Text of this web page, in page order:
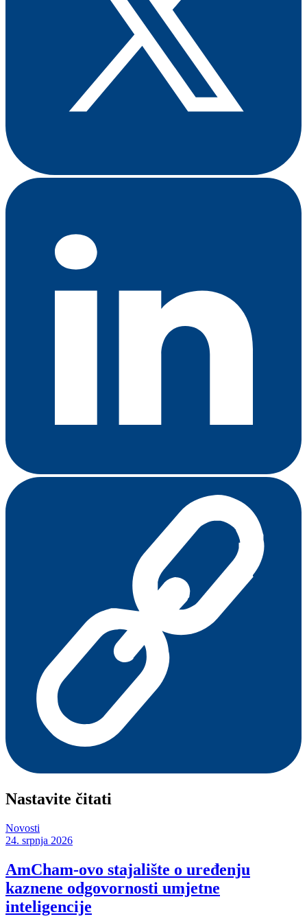
Nastavite čitati
Novosti
24. srpnja 2026
AmCham-ovo stajalište o uređenju
kaznene odgovornosti umjetne
inteligencije